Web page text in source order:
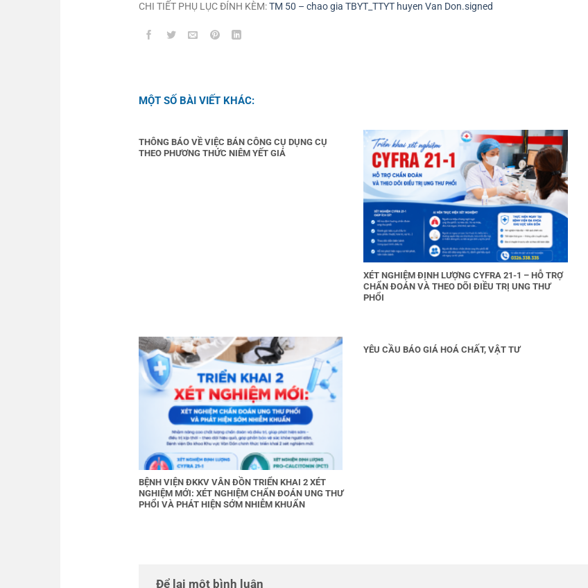
CHI TIẾT PHỤ LỤC ĐÍNH KÈM:TM 50 – chao gia TBYT_TTYT huyen Van Don.signed
MỘT SỐ BÀI VIẾT KHÁC:
THÔNG BÁO VỀ VIỆC BÁN CÔNG CỤ DỤNG CỤ
THEO PHƯƠNG THỨC NIÊM YẾT GIÁ
XÉT NGHIỆM ĐỊNH LƯỢNG CYFRA 21-1 – HỖ TRỢ
CHẨN ĐOÁN VÀ THEO DÕI ĐIỀU TRỊ UNG THƯ
PHỔI
BỆNH VIỆN ĐKKV VÂN ĐỒN TRIỂN KHAI 2 XÉT
NGHIỆM MỚI: XÉT NGHIỆM CHẨN ĐOÁN UNG THƯ
PHỔI VÀ PHÁT HIỆN SỚM NHIỄM KHUẨN
YÊU CẦU BÁO GIÁ HOÁ CHẤT, VẬT TƯ
Để lại một bình luận